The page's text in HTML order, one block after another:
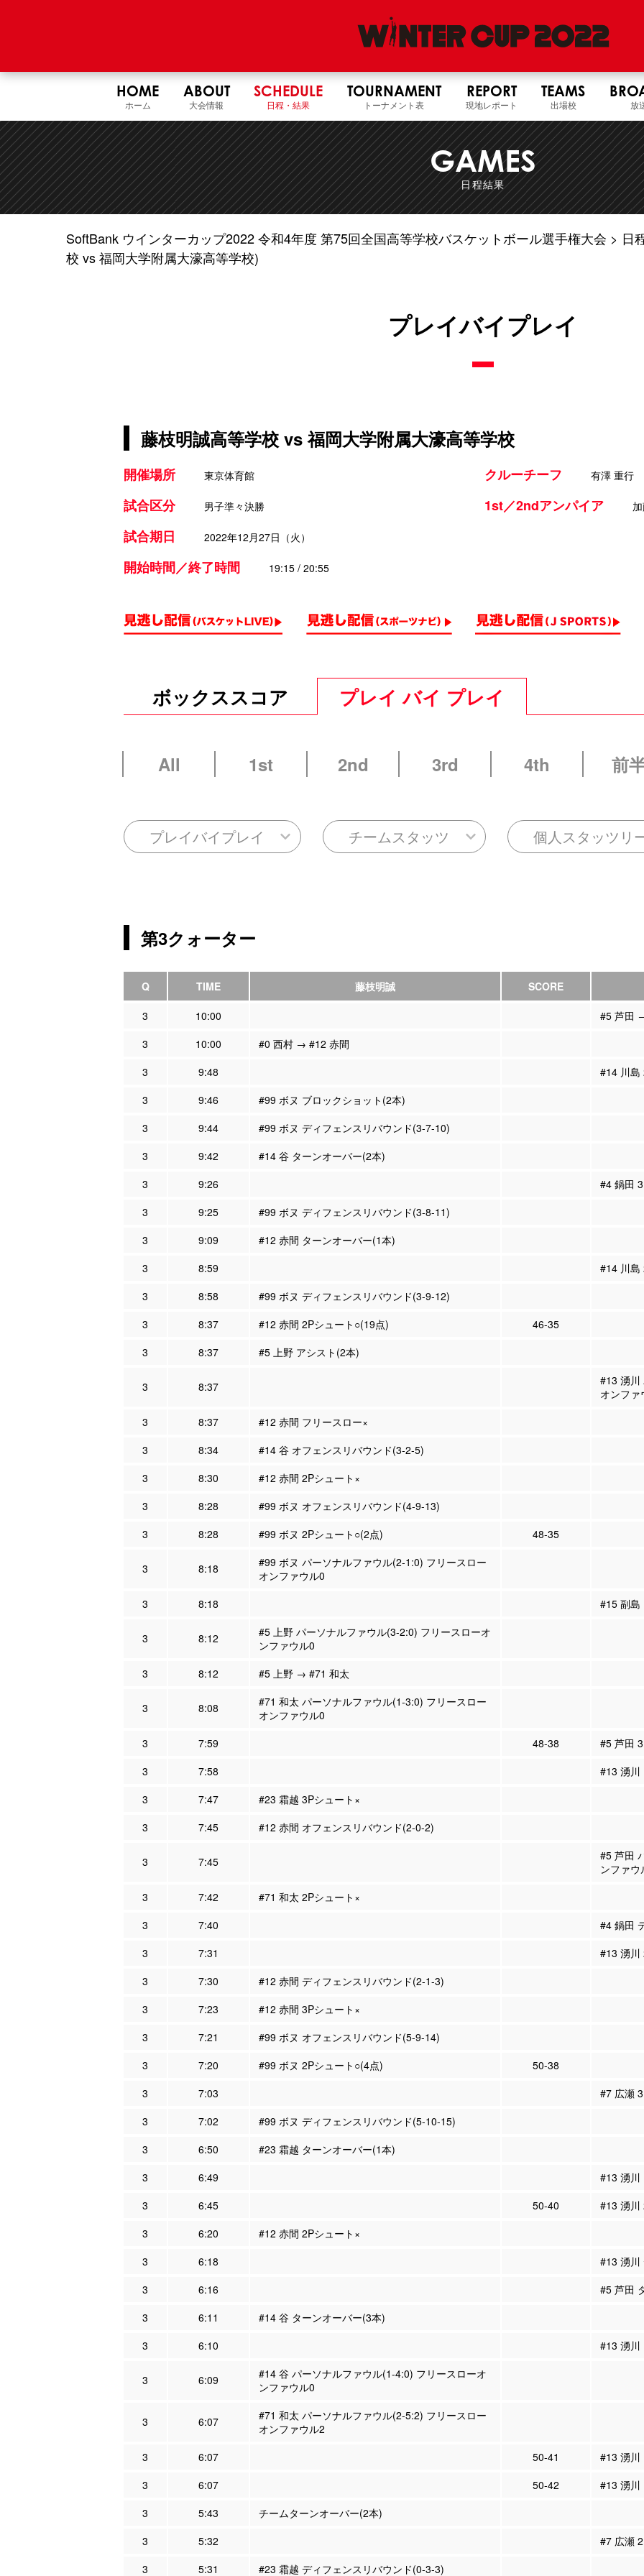
HOME
ホーム
ABOUT
大会情報
SCHEDULE
日程・結果
TOURNAMENT
トーナメント表
REPORT
現地レポート
TEAMS
出場校 放
GAMES
日程結果
SoftBank ウインターカップ2022 令和4年度 第75回全国高等学校バスケットボール選手権大会 日
校 vs 福岡大学附属大濠高等学校)
プレイバイプレイ
藤枝明誠高等学校 vs 福岡大学附属大濠高等学校
開催場所 東京体育館
試合区分 男子準々決勝
試合期日 2022年12月27日（火）
開始時間／終了時間 19:15 / 20:55
クルーチーフ 有澤 重行
1st／2ndアンパイア
ボックススコア プレイ バイ プレイ
All 1st 2nd 3rd 4th 前
プレイバイプレイ チームスタッツ 個人スタッツリ
第3クォーター
Q TIME 藤枝明誠 SCORE
3 10:00
#5 芦田
3
10:00
#0 西村 → #12 赤間
3
9:48
#14 川島
3
9:46
#99 ボヌ ブロックショット(2本)
3
9:44
#99 ボヌ ディフェンスリバウンド(3-7-10)
3
9:42
#14 谷 ターンオーバー(2本)
3
9:26
#4 鍋田
3
9:25
#99 ボヌ ディフェンスリバウンド(3-8-11)
3
9:09
#12 赤間 ターンオーバー(1本)
3
8:59
#14 川島
3
8:58
#99 ボヌ ディフェンスリバウンド(3-9-12)
3
8:37 #12 赤間 2Pシュート○(19点)
46-35
3
8:37 #5 上野 アシスト(2本)
3 8:37
#13 湧川
オンフ
3
8:37
#12 赤間 フリースロー×
3
8:34
#14 谷 オフェンスリバウンド(3-2-5)
3
8:30
#12 赤間 2Pシュート×
3
8:28
#99 ボヌ オフェンスリバウンド(4-9-13)
3
8:28 #99 ボヌ 2Pシュート○(2点) 48-35
3 8:18
#99 ボヌ パーソナルファウル(2-1:0) フリースロー
オンファウル0
3
8:18 #15 副
3 8:12
#5 上野 パーソナルファウル(3-2:0) フリースローオ
ンファウル0
3
8:12 #5 上野 → #71 和太
3 8:08
#71 和太 パーソナルファウル(1-3:0) フリースロー
オンファウル0
3
7:59 48-38
#5 芦田
3
7:58
#13 湧川
3
7:47
#23 霜越 3Pシュート×
3
7:45 #12 赤間 オフェンスリバウンド(2-0-2)
3 7:45
#5 芦田
ンファウ
3
7:42
#71 和太 2Pシュート×
3
7:40
#4 鍋田
3
7:31
#13 湧川
3
7:30
#12 赤間 ディフェンスリバウンド(2-1-3)
3
7:23
#12 赤間 3Pシュート×
3
7:21
#99 ボヌ オフェンスリバウンド(5-9-14)
3
7:20 #99 ボヌ 2Pシュート○(4点)
50-38
3
7:03
#7 広瀬
3
7:02
#99 ボヌ ディフェンスリバウンド(5-10-15)
3
6:50
#23 霜越 ターンオーバー(1本)
3
6:49
#13 湧川
3
6:45 50-40
#13 湧川
3
6:20
#12 赤間 2Pシュート×
3
6:18
#13 湧川
3
6:16
#5 芦田
3
6:11
#14 谷 ターンオーバー(3本)
3
6:10 #13 湧川
3 6:09
#14 谷 パーソナルファウル(1-4:0) フリースローオ
ンファウル0
3 6:07
#71 和太 パーソナルファウル(2-5:2) フリースロー
オンファウル2
3
6:07 50-41
#13 湧川
3
6:07 50-42
#13 湧川
3
5:43
チームターンオーバー(2本)
3
5:32
#7 広瀬
3
5:31 #23 霜越 ディフェンスリバウンド(0-3-3)